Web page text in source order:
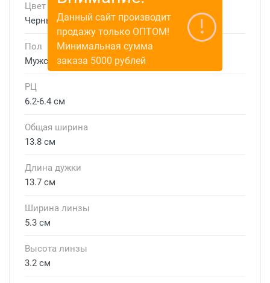
Цвет
Черный
Пол
Мужские
РЦ
6.2-6.4 см
Общая ширина
13.8 см
Длина дужки
13.7 см
Ширина линзы
5.3 см
Высота линзы
3.2 см
Данный сайт производит
продажу только ОПТОМ!
Минимальная сумма
заказа 5000 рублей